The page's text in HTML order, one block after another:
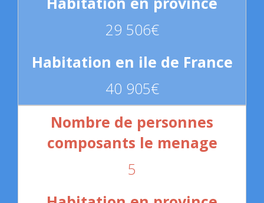
29 506€
40 905€
5